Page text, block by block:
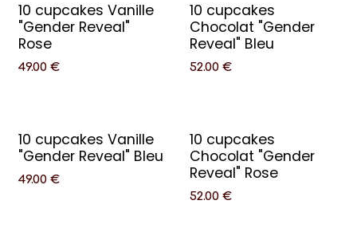
10 cupcakes Vanille
"Gender Reveal"
Rose
49.00 €
10 cupcakes
Chocolat "Gender
Reveal" Bleu
52.00€
10 cupcakes Vanille
"Gender Reveal" Bleu
49.00 €
10 cupcakes
Chocolat "Gender
Reveal" Rose
52.00€